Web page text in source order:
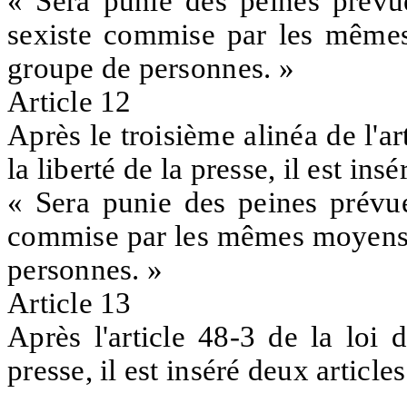
sexiste commise par les
groupe de personnes. »
Article 12
Après le troisième alinéa de
la liberté de la presse, il est
« Sera punie des peines
commise par les mêmes
personnes. »
Article 13
Après l'article 48-3 de la loi
presse, il est inséré deux